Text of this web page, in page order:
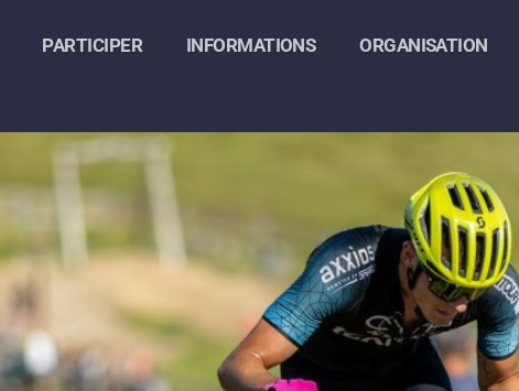
PARTICIPER INFORMATIONS ORGANISATION